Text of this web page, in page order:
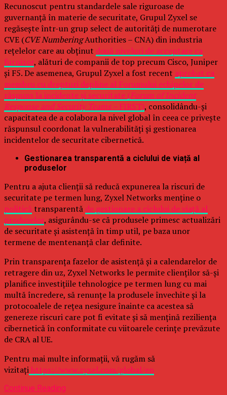
Recunoscut pentru standardele sale riguroase de
guvernanță în materie de securitate, Grupul Zyxel se
regăsește într-un grup select de autorități de numerotare
CVE (CVE NumberingAuthorities – CNA) din industria
rețelelor care au obținut două niveluri de acceptare ca
furnizor, alături de companii de top precum Cisco, Juniper
și F5. De asemenea, Grupul Zyxel a fost recent aprobat ca
membru cu drepturi depline al Forumului echipelor de
răspuns la incidente și securitate (Forum of Incident
Response and Security Teams –FIRST), consolidându-și
capacitatea de a colabora la nivel global în ceea ce privește
răspunsul coordonat la vulnerabilități și gestionarea
incidentelor de securitate cibernetică.
Gestionarea transparentă a ciclului de viață al
produselor
Pentru a ajuta clienții să reducă expunerea la riscuri de
securitate pe termen lung, Zyxel Networks menține o
politică transparentă de gestionare a ciclului de viață al
produselor, asigurându-se că produsele primesc actualizări
de securitate și asistență în timp util, pe baza unor
termene de mentenanță clar definite.
Prin transparența fazelor de asistență și a calendarelor de
retragere din uz, Zyxel Networks le permite clienților să-și
planifice investițiile tehnologice pe termen lung cu mai
multă încredere, să renunțe la produsele învechite și la
protocoalele de rețea nesigure înainte ca acestea să
genereze riscuri care pot fi evitate și să mențină reziliența
cibernetică în conformitate cu viitoarele cerințe prevăzute
de CRA al UE.
Pentru mai multe informații, vă rugăm să
vizitațihttps://www.zyxel.com/global/en
Continue Reading